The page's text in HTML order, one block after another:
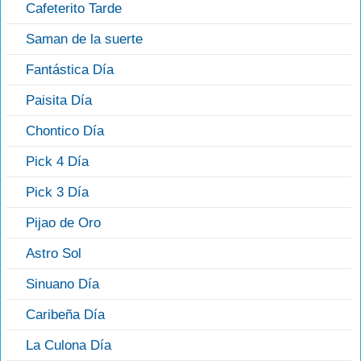
Cafeterito Tarde
Saman de la suerte
Fantástica Día
Paisita Día
Chontico Día
Pick 4 Día
Pick 3 Día
Pijao de Oro
Astro Sol
Sinuano Día
Caribeña Día
La Culona Día